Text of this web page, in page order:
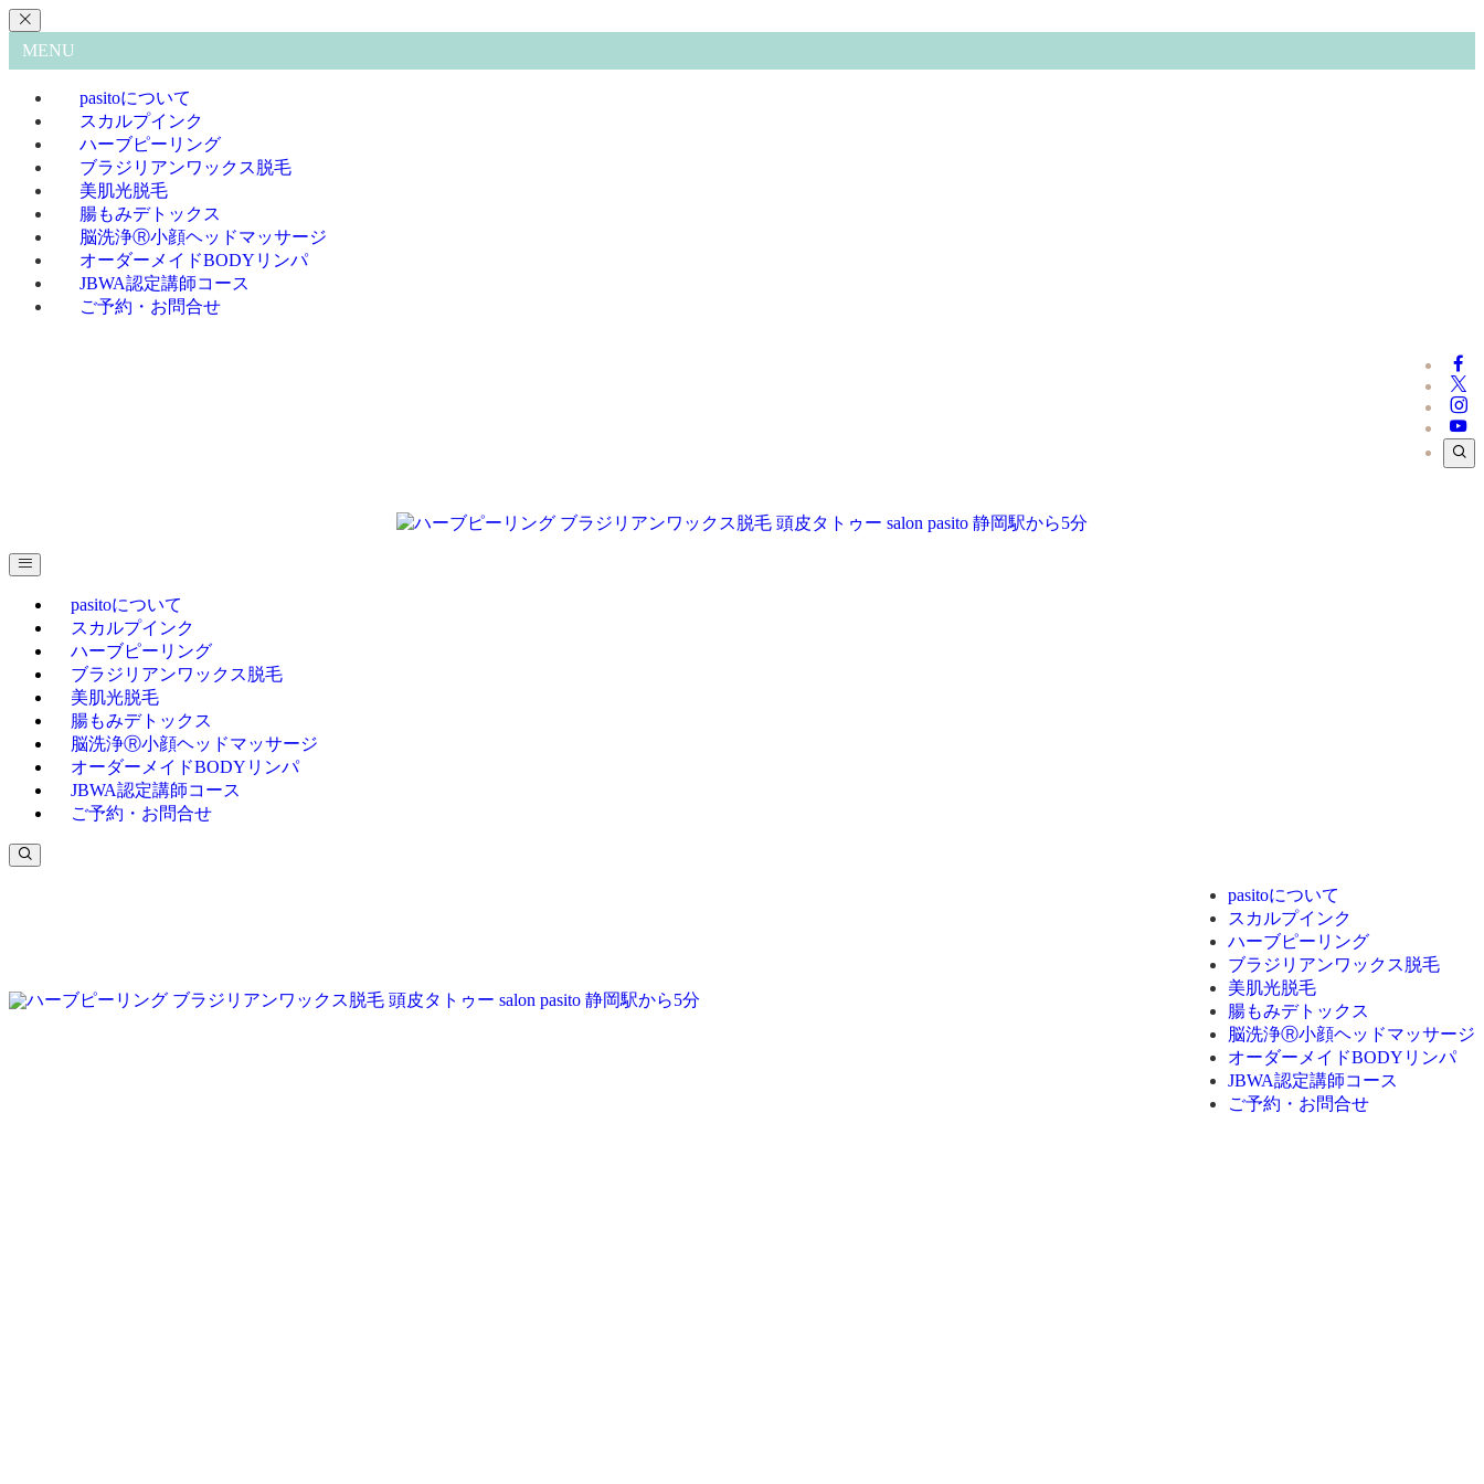
MENU
pasitoについて
スカルプインク
ハーブピーリング
ブラジリアンワックス脱毛
美肌光脱毛
腸もみデトックス
脳洗浄Ⓡ小顔ヘッドマッサージ
オーダーメイドBODYリンパ
JBWA認定講師コース
ご予約・お問合せ
pasitoについて
スカルプインク
ハーブピーリング
ブラジリアンワックス脱毛
美肌光脱毛
腸もみデトックス
脳洗浄Ⓡ小顔ヘッドマッサージ
オーダーメイドBODYリンパ
JBWA認定講師コース
ご予約・お問合せ
pasitoについて
スカルプインク
ハーブピーリング
ブラジリアンワックス脱毛
美肌光脱毛
腸もみデトックス
脳洗浄Ⓡ小顔ヘッドマッサージ
オーダーメイドBODYリンパ
JBWA認定講師コース
ご予約・お問合せ